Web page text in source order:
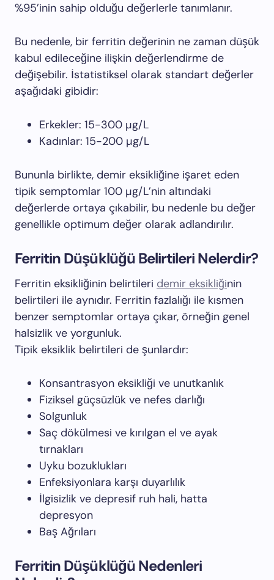
%95’inin sahip olduğu değerlerle tanımlanır.
Bu nedenle, bir ferritin değerinin ne zaman düşük
kabul edileceğine ilişkin değerlendirme de
değişebilir. İstatistiksel olarak standart değerler
aşağıdaki gibidir:
Erkekler: 15-300 µg/L
Kadınlar: 15-200 µg/L
Bununla birlikte, demir eksikliğine işaret eden
tipik semptomlar 100 µg/L’nin altındaki
değerlerde ortaya çıkabilir, bu nedenle bu değer
genellikle optimum değer olarak adlandırılır.
Ferritin Düşüklüğü Belirtileri Nelerdir?
Ferritin eksikliğinin belirtileri demir eksikliğinin
belirtileri ile aynıdır. Ferritin fazlalığı ile kısmen
benzer semptomlar ortaya çıkar, örneğin genel
halsizlik ve yorgunluk.
Tipik eksiklik belirtileri de şunlardır:
Konsantrasyon eksikliği ve unutkanlık
Fiziksel güçsüzlük ve nefes darlığı
Solgunluk
Saç dökülmesi ve kırılgan el ve ayak
tırnakları
Uyku bozuklukları
Enfeksiyonlara karşı duyarlılık
İlgisizlik ve depresif ruh hali, hatta
depresyon
Baş Ağrıları
Ferritin Düşüklüğü Nedenleri